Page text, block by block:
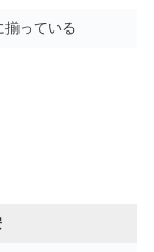
揃っている